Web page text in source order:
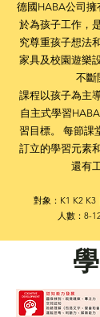
德國HABA公司擁
於為孩子工作，
究尊重孩子想法
家具及校園遊樂
不斷
課程以孩子為主
自主式學習
習目標。 每節課
訂立的學習元素
還有
對象：K1 K2 K3
人數：8-